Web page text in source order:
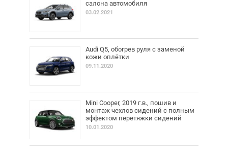
салона автомобиля
03.02.2021
Audi Q5, обогрев руля с заменой
кожи оплётки
09.11.2020
Mini Cooper, 2019 г.в., пошив и
монтаж чехлов сидений с полным
эффектом перетяжки сидений
10.01.2020